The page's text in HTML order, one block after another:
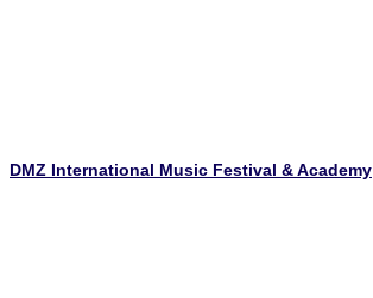
DMZ International Music Festival & Academy